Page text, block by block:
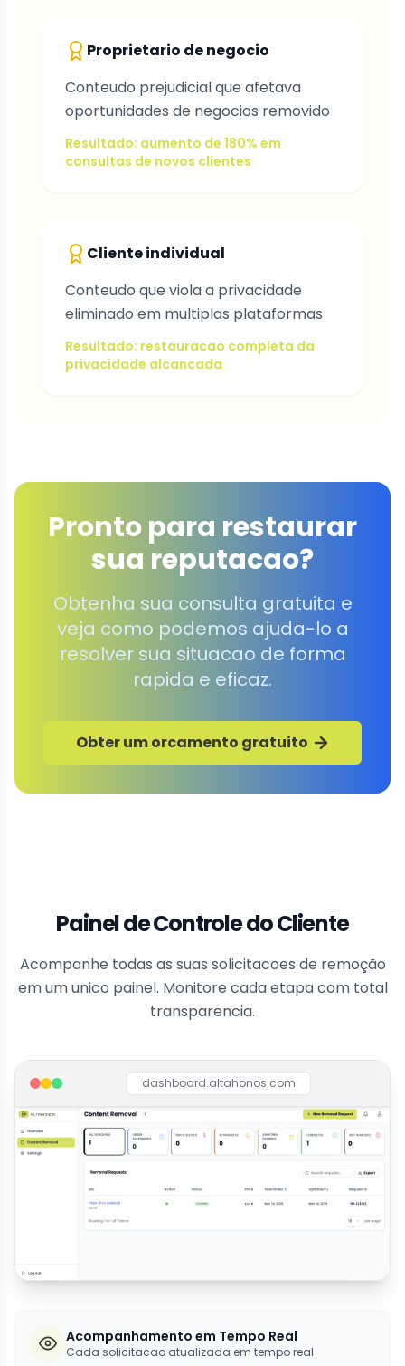
Proprietario de negocio
Conteudo prejudicial que afetava
oportunidades de negocios removido
Resultado: aumento de 180% em
consultas de novos clientes
Cliente individual
Conteudo que viola a privacidade
eliminado em multiplas plataformas
Resultado: restauracao completa da
privacidade alcancada
Pronto para restaurar
sua reputacao?
Obtenha sua consulta gratuita e
veja como podemos ajuda-lo a
resolver sua situacao de forma
rapida e eficaz.
Obter um orcamento gratuito
Painel de Controle do Cliente
Acompanhe todas as suas solicitacoes de remoção
em um unico painel. Monitore cada etapa com total
transparencia.
dashboard.altahonos.com
Acompanhamento em Tempo Real
Cada solicitacao atualizada em tempo real